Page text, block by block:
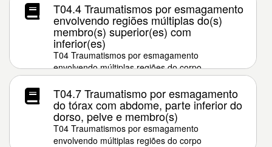
T04.4 Traumatismos por esmagamento
envolvendo regiões múltiplas do(s)
membro(s) superior(es) com
inferior(es)
T04 Traumatismos por esmagamento
envolvendo múltiplas regiões do corpo
T04.7 Traumatismo por esmagamento
do tórax com abdome, parte inferior do
dorso, pelve e membro(s)
T04 Traumatismos por esmagamento
envolvendo múltiplas regiões do corpo